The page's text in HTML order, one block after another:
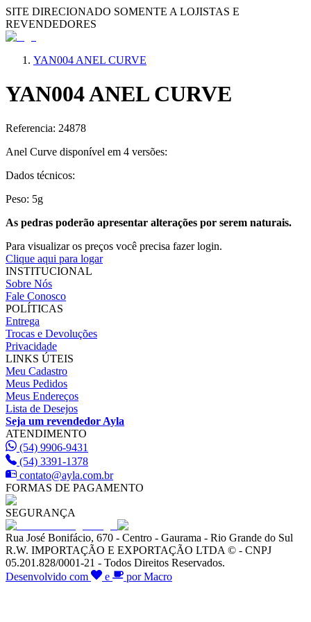
SITE DIRECIONADO SOMENTE A LOJISTAS E
REVENDEDORES
YAN004 ANEL CURVE
YAN004 ANEL CURVE
Referencia: 24878
Anel Curve disponível em 4 versões:
Dados técnicos:
Peso: 5g
As pedras poderão apresentar alterações por serem naturais.
Para visualizar os preços você precisa fazer login.
Clique aqui para logar
INSTITUCIONAL
Sobre Nós
Fale Conosco
POLÍTICAS
Entrega
Trocas e Devoluções
Privacidade
LINKS ÚTEIS
Meu Cadastro
Meus Pedidos
Meus Endereços
Lista de Desejos
Seja um revendedor Ayla
ATENDIMENTO
(54) 9906-9431
(54) 3391-1378
contato@ayla.com.br
FORMAS DE PAGAMENTO
SEGURANÇA
Rua José Bonifácio, 670 - Centro - Gaurama - Rio Grande do Sul
R.W. IMPORTAÇÃO E EXPORTAÇÃO LTDA © - CNPJ
05.201.828/0001-21 - Todos Direitos Reservados.
Desenvolvido com
e por Macro